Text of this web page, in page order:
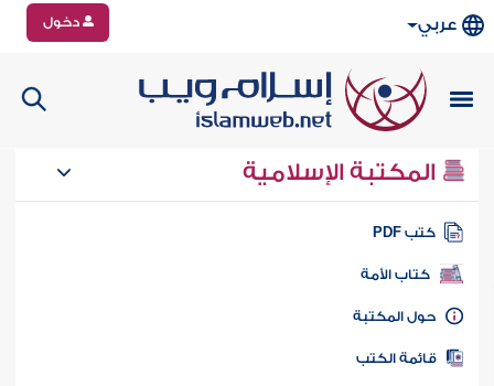
عربي دخول
المكتبة الإسلامية
كتب PDF
كتاب الأمة
المكتبة